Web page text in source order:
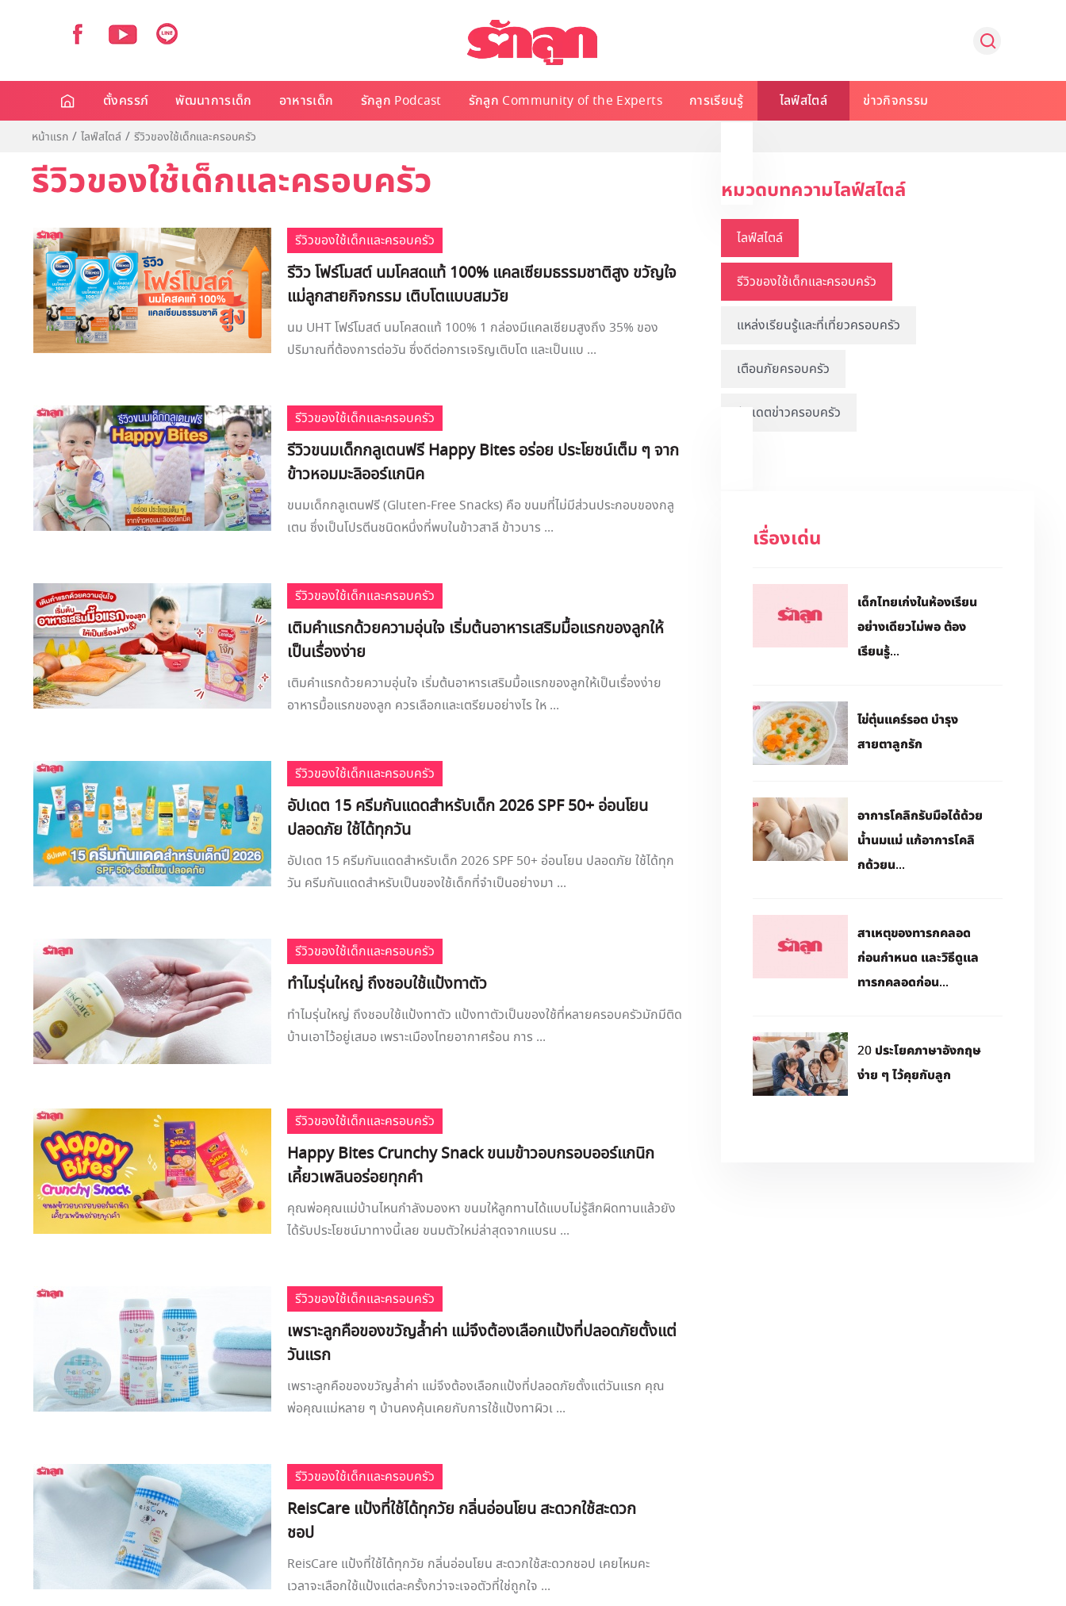
ตั้งครรภ์ พัฒนาการเด็ก อาหารเด็ก รักลูก Podcast รักลูก Community of the Experts การเรียนรู้ ไลฟ์สไตล์ ข่าวกิจกรรม
หน้าแรก ไลฟ์สไตล์ รีวิวของใช้เด็กและครอบครัว
รีวิวของใช้เด็กและครอบครัว
รีวิวของใช้เด็กและครอบครัว
รีวิว โฟร์โมสต์ นมโคสดแท้ 100% แคลเซียมธรรมชาติสูง ขวัญใจ
แม่ลูกสายกิจกรรม เติบโตแบบสมวัย
นม UHT โฟร์โมสต์ นมโคสดแท้ 100% 1 กล่องมีแคลเซียมสูงถึง 35% ของ
ปริมาณที่ต้องการต่อวัน ซึ่งดีต่อการเจริญเติบโต และเป็นแบ ...
รีวิวของใช้เด็กและครอบครัว
รีวิวขนมเด็กกลูเตนฟรี Happy Bites อร่อย ประโยชน์เต็ม ๆ จาก
ข้าวหอมมะลิออร์แกนิค
ขนมเด็กกลูเตนฟรี (Gluten-Free Snacks) คือ ขนมที่ไม่มีส่วนประกอบของกลู
เตน ซึ่งเป็นโปรตีนชนิดหนึ่งที่พบในข้าวสาลี ข้าวบาร ...
รีวิวของใช้เด็กและครอบครัว
เติมคำแรกด้วยความอุ่นใจ เริ่มต้นอาหารเสริมมื้อแรกของลูกให้
เป็นเรื่องง่าย
เติมคำแรกด้วยความอุ่นใจ เริ่มต้นอาหารเสริมมื้อแรกของลูกให้เป็นเรื่องง่าย
อาหารมื้อแรกของลูก ควรเลือกและเตรียมอย่างไร ให ...
รีวิวของใช้เด็กและครอบครัว
อัปเดต 15 ครีมกันแดดสำหรับเด็ก 2026 SPF 50+ อ่อนโยน
ปลอดภัย ใช้ได้ทุกวัน
อัปเดต 15 ครีมกันแดดสำหรับเด็ก 2026 SPF 50+ อ่อนโยน ปลอดภัย ใช้ได้ทุก
วัน ครีมกันแดดสำหรับเป็นของใช้เด็กที่จำเป็นอย่างมา ...
รีวิวของใช้เด็กและครอบครัว
ทำไมรุ่นใหญ่ ถึงชอบใช้แป้งทาตัว
ทำไมรุ่นใหญ่ ถึงชอบใช้แป้งทาตัว แป้งทาตัวเป็นของใช้ที่หลายครอบครัวมักมีติด
บ้านเอาไว้อยู่เสมอ เพราะเมืองไทยอากาศร้อน การ ...
รีวิวของใช้เด็กและครอบครัว
Happy Bites Crunchy Snack ขนมข้าวอบกรอบออร์แกนิก
เคี้ยวเพลินอร่อยทุกคำ
คุณพ่อคุณแม่บ้านไหนกำลังมองหา ขนมให้ลูกทานได้แบบไม่รู้สึกผิดทานแล้วยัง
ได้รับประโยชน์มาทางนี้เลย ขนมตัวใหม่ล่าสุดจากแบรน ...
รีวิวของใช้เด็กและครอบครัว
เพราะลูกคือของขวัญล้ำค่า แม่จึงต้องเลือกแป้งที่ปลอดภัยตั้งแต่
วันแรก
เพราะลูกคือของขวัญล้ำค่า แม่จึงต้องเลือกแป้งที่ปลอดภัยตั้งแต่วันแรก คุณ
พ่อคุณแม่หลาย ๆ บ้านคงคุ้นเคยกับการใช้แป้งทาผิวเ ...
รีวิวของใช้เด็กและครอบครัว
ReisCare แป้งที่ใช้ได้ทุกวัย กลิ่นอ่อนโยน สะดวกใช้สะดวก
ชอป
ReisCare แป้งที่ใช้ได้ทุกวัย กลิ่นอ่อนโยน สะดวกใช้สะดวกชอป เคยไหมคะ
เวลาจะเลือกใช้แป้งแต่ละครั้งกว่าจะเจอตัวที่ใช่ถูกใจ ...
หมวดบทความไลฟ์สไตล์
ไลฟ์สไตล์
รีวิวของใช้เด็กและครอบครัว
แหล่งเรียนรู้และที่เที่ยวครอบครัว
เตือนภัยครอบครัว
อัปเดตข่าวครอบครัว
เรื่องเด่น
เด็กไทยเก่งในห้องเรียน
อย่างเดียวไม่พอ ต้อง
เรียนรู้...
ไข่ตุ๋นแคร์รอต บำรุง
สายตาลูกรัก
อาการโคลิกรับมือได้ด้วย
น้ำนมแม่ แก้อาการโคลิ
กด้วยน...
สาเหตุของทารกคลอด
ก่อนกำหนด และวิธีดูแล
ทารกคลอดก่อน...
20 ประโยคภาษาอังกฤษ
ง่าย ๆ ไว้คุยกับลูก